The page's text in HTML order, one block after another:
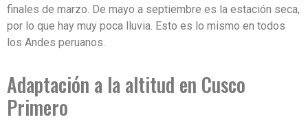
finales de marzo. De mayo a septiembre es la estación seca,
por lo que hay muy poca lluvia. Esto es lo mismo en todos
los Andes peruanos.
Adaptación a la altitud en Cusco
Primero